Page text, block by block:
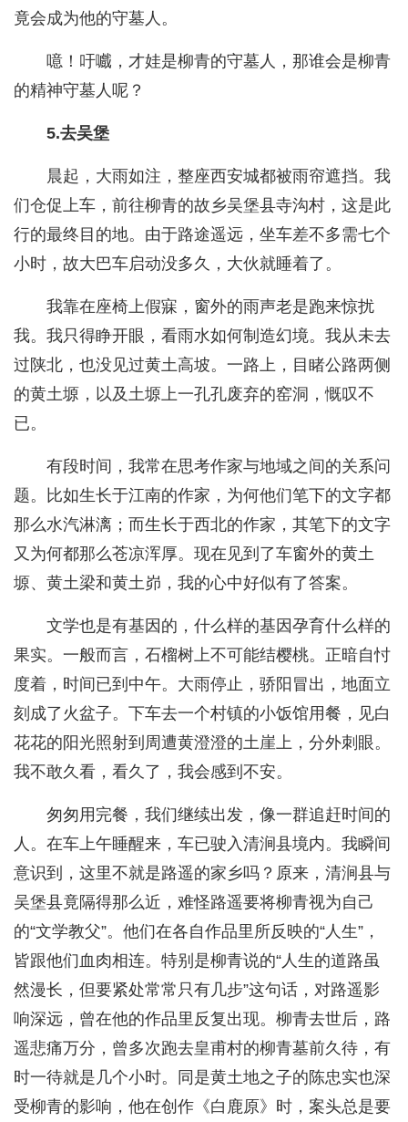
竟会成为他的守墓人。
噫！吁嚱，才娃是柳青的守墓人，那谁会是柳青
的精神守墓人呢？
5.去吴堡
晨起，大雨如注，整座西安城都被雨帘遮挡。我
们仓促上车，前往柳青的故乡吴堡县寺沟村，这是此
行的最终目的地。由于路途遥远，坐车差不多需七个
小时，故大巴车启动没多久，大伙就睡着了。
我靠在座椅上假寐，窗外的雨声老是跑来惊扰
我。我只得睁开眼，看雨水如何制造幻境。我从未去
过陕北，也没见过黄土高坡。一路上，目睹公路两侧
的黄土塬，以及土塬上一孔孔废弃的窑洞，慨叹不
已。
有段时间，我常在思考作家与地域之间的关系问
题。比如生长于江南的作家，为何他们笔下的文字都
那么水汽淋漓；而生长于西北的作家，其笔下的文字
又为何都那么苍凉浑厚。现在见到了车窗外的黄土
塬、黄土梁和黄土峁，我的心中好似有了答案。
文学也是有基因的，什么样的基因孕育什么样的
果实。一般而言，石榴树上不可能结樱桃。正暗自忖
度着，时间已到中午。大雨停止，骄阳冒出，地面立
刻成了火盆子。下车去一个村镇的小饭馆用餐，见白
花花的阳光照射到周遭黄澄澄的土崖上，分外刺眼。
我不敢久看，看久了，我会感到不安。
匆匆用完餐，我们继续出发，像一群追赶时间的
人。在车上午睡醒来，车已驶入清涧县境内。我瞬间
意识到，这里不就是路遥的家乡吗？原来，清涧县与
吴堡县竟隔得那么近，难怪路遥要将柳青视为自己
的“文学教父”。他们在各自作品里所反映的“人生”，
皆跟他们血肉相连。特别是柳青说的“人生的道路虽
然漫长，但要紧处常常只有几步”这句话，对路遥影
响深远，曾在他的作品里反复出现。柳青去世后，路
遥悲痛万分，曾多次跑去皇甫村的柳青墓前久待，有
时一待就是几个小时。同是黄土地之子的陈忠实也深
受柳青的影响，他在创作《白鹿原》时，案头总是要